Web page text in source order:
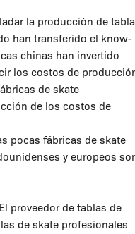
la producción de
han transferido el know-
chinas han invertido
los costos de
de skate
de los costos de
pocas fábricas de skate
y europeos
proveedor de tablas de
de skate profesionales